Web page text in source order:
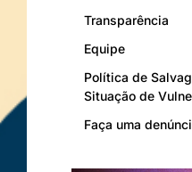
Transparência
Equipe
Política de
Situação de
Faça uma